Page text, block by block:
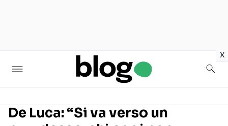
x
De Luca: “Si va verso un